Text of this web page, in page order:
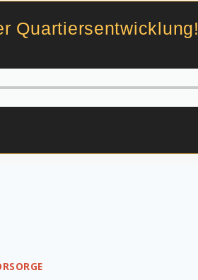
Quartiersentwicklung!